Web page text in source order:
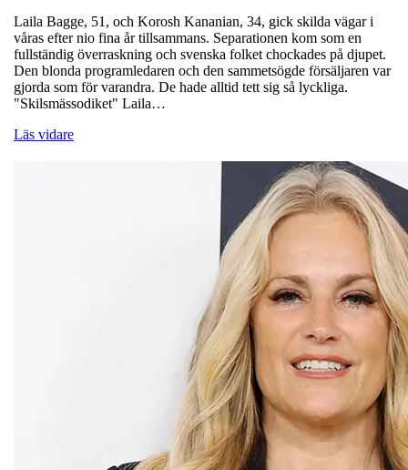
Laila Bagge, 51, och Korosh Kananian, 34, gick skilda vägar i
våras efter nio fina år tillsammans. Separationen kom som en
fullständig överraskning och svenska folket chockades på djupet.
Den blonda programledaren och den sammetsögde försäljaren var
gjorda som för varandra. De hade alltid tett sig så lyckliga.
"Skilsmässodiket" Laila…
Läs vidare